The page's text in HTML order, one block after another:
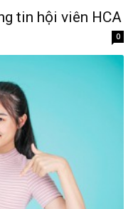
tin hội viên HCA
0